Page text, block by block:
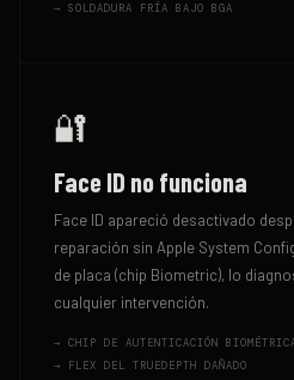
→ SOLDADURA FRÍA BAJO BGA
🔐
Face ID no funciona
Face ID apareció desactivado
reparación sin Apple System
de placa (chip Biometric), lo
cualquier intervención.
→ CHIP DE AUTENTICACIÓN
→ FLEX DEL TRUEDEPTH DAÑADO